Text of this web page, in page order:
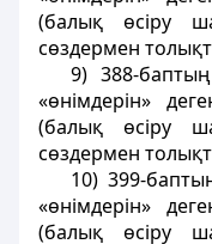
(балық өсіру
сөздермен
9) 388-
«өнімдерін»
(балық өсіру
сөздермен
10) 399-
«өнімдерін»
(балық өсіру